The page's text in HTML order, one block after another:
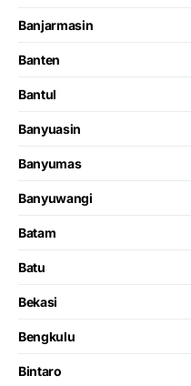
Banjarmasin
Banten
Bantul
Banyuasin
Banyumas
Banyuwangi
Batam
Batu
Bekasi
Bengkulu
Bintaro